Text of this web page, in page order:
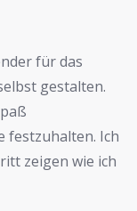
für das
gestalten.
festzuhalten. Ich
zeigen wie ich